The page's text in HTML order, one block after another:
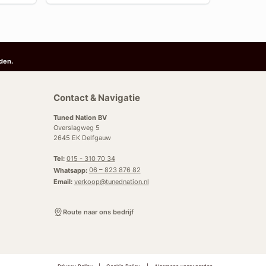
Contact & Navigatie
Tuned Nation BV
Overslagweg 5
2645 EK Delfgauw
Tel: 015 - 310 70 34
Whatsapp: 06 – 823 876 82
Email: verkoop@tunednation.nl
Route naar ons bedrijf